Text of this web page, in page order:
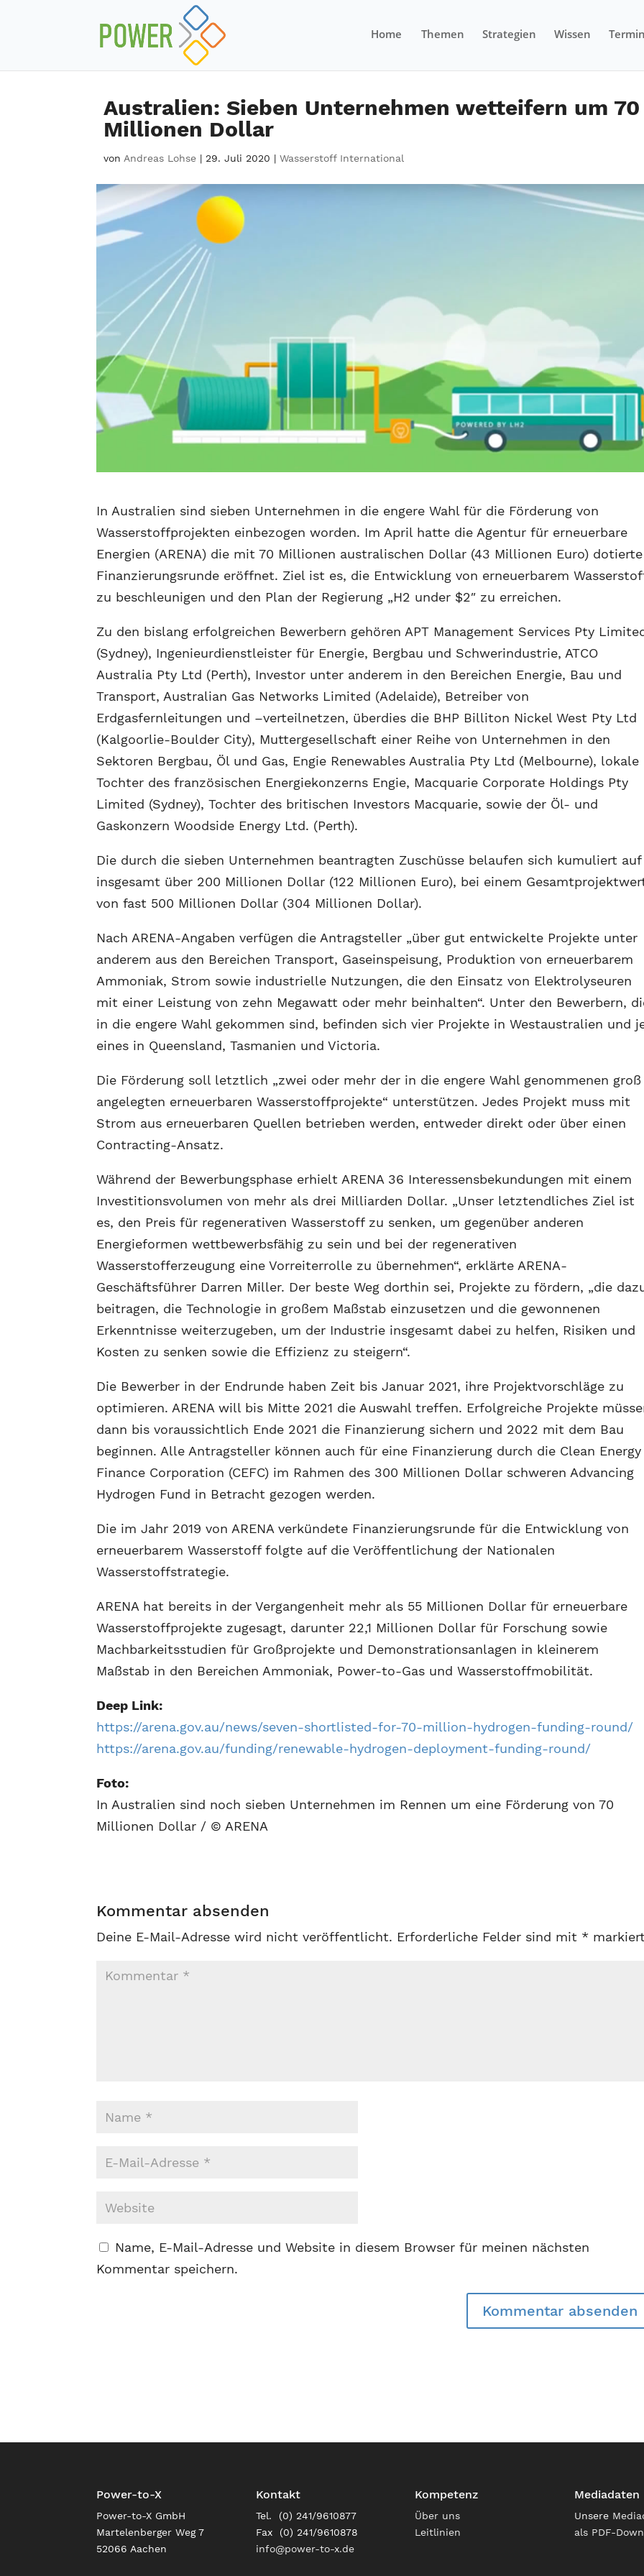
Home Themen Strategien Wissen
Australien: Sieben Unternehmen wetteifern um 70
Millionen Dollar
von Andreas Lohse |29. Juli 2020 |Wasserstoff International
In Australien sind sieben Unternehmen in die engere Wahl für die Förderung von
Wasserstoffprojekten einbezogen worden. Im April hatte die Agentur für erneuerbare
Energien (ARENA) die mit 70 Millionen australischen Dollar (43 Millionen Euro) dotierte
Finanzierungsrunde eröffnet. Ziel ist es, die Entwicklung von erneuerbarem
zu beschleunigen und den Plan der Regierung „H2 under $2″ zu erreichen.
Zu den bislang erfolgreichen Bewerbern gehören APT Management Services Pty
(Sydney), Ingenieurdienstleister für Energie, Bergbau und Schwerindustrie, ATCO
Australia Pty Ltd (Perth), Investor unter anderem in den Bereichen Energie, Bau und
Transport, Australian Gas Networks Limited (Adelaide), Betreiber von
Erdgasfernleitungen und –verteilnetzen, überdies die BHP Billiton Nickel West Pty Ltd
(Kalgoorlie-Boulder City), Muttergesellschaft einer Reihe von Unternehmen in den
Sektoren Bergbau, Öl und Gas, Engie Renewables Australia Pty Ltd (Melbourne), lokale
Tochter des französischen Energiekonzerns Engie, Macquarie Corporate Holdings Pty
Limited (Sydney), Tochter des britischen Investors Macquarie, sowie der Öl- und
Gaskonzern Woodside Energy Ltd. (Perth).
Die durch die sieben Unternehmen beantragten Zuschüsse belaufen sich kumuliert auf
insgesamt über 200 Millionen Dollar (122 Millionen Euro), bei einem
von fast 500 Millionen Dollar (304 Millionen Dollar).
Nach ARENA-Angaben verfügen die Antragsteller „über gut entwickelte Projekte unter
anderem aus den Bereichen Transport, Gaseinspeisung, Produktion von erneuerbarem
Ammoniak, Strom sowie industrielle Nutzungen, die den Einsatz von Elektrolyseuren
mit einer Leistung von zehn Megawatt oder mehr beinhalten“. Unter den Bewerbern,
in die engere Wahl gekommen sind, befinden sich vier Projekte in Westaustralien und
eines in Queensland, Tasmanien und Victoria.
Die Förderung soll letztlich „zwei oder mehr der in die engere Wahl genommenen groß
angelegten erneuerbaren Wasserstoffprojekte“ unterstützen. Jedes Projekt muss mit
Strom aus erneuerbaren Quellen betrieben werden, entweder direkt oder über einen
Contracting-Ansatz.
Während der Bewerbungsphase erhielt ARENA 36 Interessensbekundungen mit einem
Investitionsvolumen von mehr als drei Milliarden Dollar. „Unser letztendliches Ziel ist
es, den Preis für regenerativen Wasserstoff zu senken, um gegenüber anderen
Energieformen wettbewerbsfähig zu sein und bei der regenerativen
Wasserstofferzeugung eine Vorreiterrolle zu übernehmen“, erklärte ARENA-
Geschäftsführer Darren Miller. Der beste Weg dorthin sei, Projekte zu fördern, „die
beitragen, die Technologie in großem Maßstab einzusetzen und die gewonnenen
Erkenntnisse weiterzugeben, um der Industrie insgesamt dabei zu helfen, Risiken und
Kosten zu senken sowie die Effizienz zu steigern“.
Die Bewerber in der Endrunde haben Zeit bis Januar 2021, ihre Projektvorschläge zu
optimieren. ARENA will bis Mitte 2021 die Auswahl treffen. Erfolgreiche Projekte
dann bis voraussichtlich Ende 2021 die Finanzierung sichern und 2022 mit dem Bau
beginnen. Alle Antragsteller können auch für eine Finanzierung durch die Clean Energy
Finance Corporation (CEFC) im Rahmen des 300 Millionen Dollar schweren Advancing
Hydrogen Fund in Betracht gezogen werden.
Die im Jahr 2019 von ARENA verkündete Finanzierungsrunde für die Entwicklung von
erneuerbarem Wasserstoff folgte auf die Veröffentlichung der Nationalen
Wasserstoffstrategie.
ARENA hat bereits in der Vergangenheit mehr als 55 Millionen Dollar für erneuerbare
Wasserstoffprojekte zugesagt, darunter 22,1 Millionen Dollar für Forschung sowie
Machbarkeitsstudien für Großprojekte und Demonstrationsanlagen in kleinerem
Maßstab in den Bereichen Ammoniak, Power-to-Gas und Wasserstoffmobilität.
Deep Link:
https://arena.gov.au/news/seven-shortlisted-for-70-million-hydrogen-funding-round/
https://arena.gov.au/funding/renewable-hydrogen-deployment-funding-round/
Foto:
In Australien sind noch sieben Unternehmen im Rennen um eine Förderung von 70
Millionen Dollar / © ARENA
Kommentar absenden
Deine E-Mail-Adresse wird nicht veröffentlicht. Erforderliche Felder sind mit *
Name, E-Mail-Adresse und Website in diesem Browser für meinen nächsten
Kommentar speichern.
Power-to-X
Power-to-X GmbH
Martelenberger Weg 7
52066 Aachen
Kontakt
Tel. (0) 241/9610877
Fax (0) 241/9610878
info@power-to-x.de
Kompetenz
Über uns
Leitlinien
Mediadaten
Unsere
als PDF-